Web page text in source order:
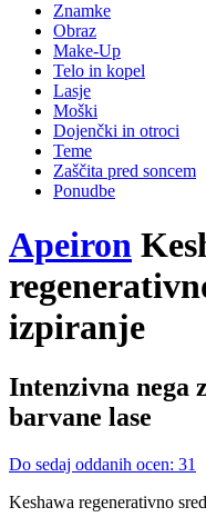
Znamke
Obraz
Make-Up
Telo in kopel
Lasje
Moški
Dojenčki in otroci
Teme
Zaščita pred soncem
Ponudbe
Apeiron
izpiranje
Intenzivna nega
barvane lase
Do sedaj oddanih ocen: 31
Keshawa regenerativno